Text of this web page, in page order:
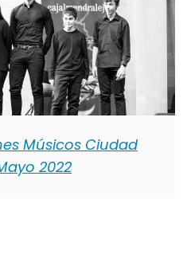
Músicos Ciudad
2022